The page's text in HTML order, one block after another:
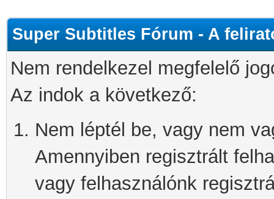
Super Subtitles Fórum - A
Nem rendelkezel megfelelő
Az indok a következő:
Nem léptél be, vagy nem
Amennyiben regisztrált
vagy felhasználónk